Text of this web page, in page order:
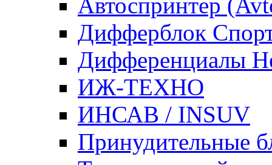
Дифферблок
Дифференциалы
ИЖ-ТЕХНО
ИНСАВ / INSUV
Принудительные